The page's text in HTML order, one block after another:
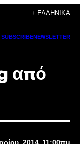
+ ΕΛΛΗΝΙΚΆ
SUBSCRIBENEWSLETTER
από
2014, 11:00πμ